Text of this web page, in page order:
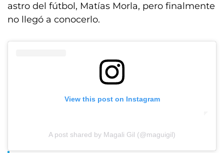
astro del fútbol, Matías Morla, pero finalmente
no llegó a conocerlo.
View this post on Instagram
A post shared by Magali Gil (@maguigil)